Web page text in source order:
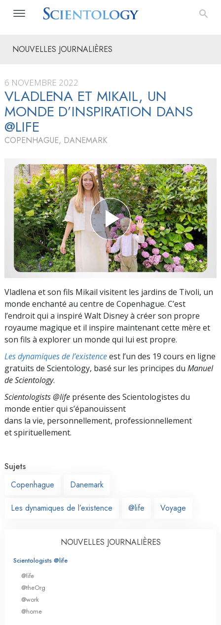
NOUVELLES JOURNALIÈRES
6 NOVEMBRE 2022
VLADLENA ET MIKAIL, UN
MONDE D’INSPIRATION DANS
@LIFE
COPENHAGUE, DANEMARK
Vladlena et son fils Mikail visitent les jardins de Tivoli, un
monde enchanté au centre de Copenhague. C’est
l’endroit qui a inspiré Walt Disney à créer son propre
royaume magique et il inspire maintenant cette mère et
son fils à explorer un monde qui lui est propre.
Les dynamiques de l’existenceest l’un des 19 cours en ligne
gratuits de Scientology, basé sur les principes du Manuel
de Scientology.
Scientologists @life présente des Scientologistes du
monde entier qui s’épanouissent
dans la vie, personnellement, professionnellement
et spirituellement.
Sujets
Copenhague
Danemark
Les dynamiques de l’existence @life Voyage
NOUVELLES JOURNALIÈRES
Scientologists @life
@life
@theOrg
@work
@home